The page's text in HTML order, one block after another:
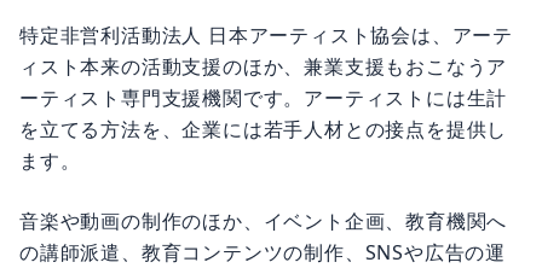
特定非営利活動法人 日本アーティスト協会は、アーテ
ィスト本来の活動支援のほか、兼業支援もおこなうア
ーティスト専門支援機関です。アーティストには生計
を立てる方法を、企業には若手人材との接点を提供し
ます。
音楽や動画の制作のほか、イベント企画、教育機関へ
の講師派遣、教育コンテンツの制作、SNSや広告の運